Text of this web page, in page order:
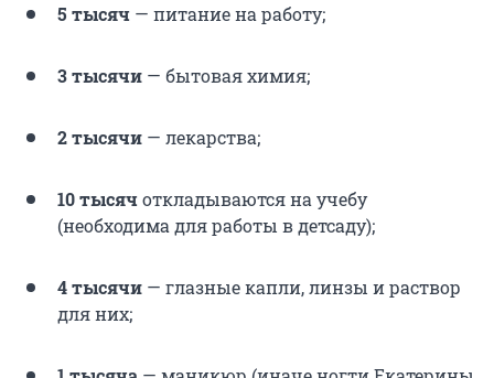
5 тысяч — питание на работу;
3 тысячи — бытовая химия;
2 тысячи — лекарства;
10 тысячоткладываются на учебу
(необходима для работы в детсаду);
4 тысячи — глазные капли, линзы и раствор
для них;